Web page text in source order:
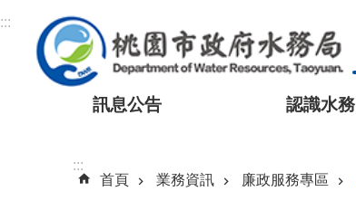
跳到主要內容區塊
:::
訊息公告 認識水務
:::
首頁
業務資訊 廉政服務專區